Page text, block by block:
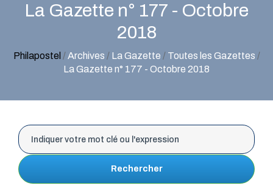
La Gazette n° 177 - Octobre
2018
Philapostel /Archives / La Gazette / Toutes les Gazettes /
La Gazette n° 177 - Octobre 2018
Rechercher